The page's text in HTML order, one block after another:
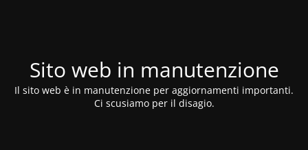
Sito web in manutenzione
Il sito web è in manutenzione per aggiornamenti importanti.
Ci scusiamo per il disagio.